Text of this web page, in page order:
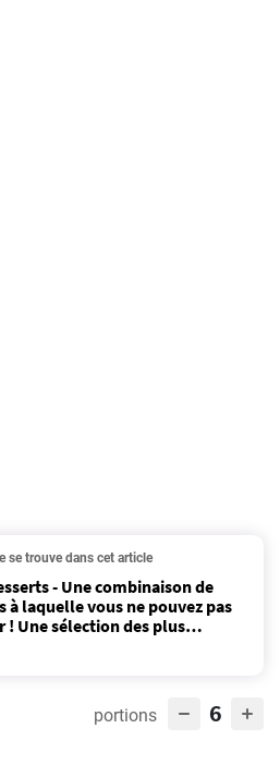
se trouve dans cet article
- Une combinaison de
à laquelle vous ne pouvez pas
! Une sélection des plus
portions 6